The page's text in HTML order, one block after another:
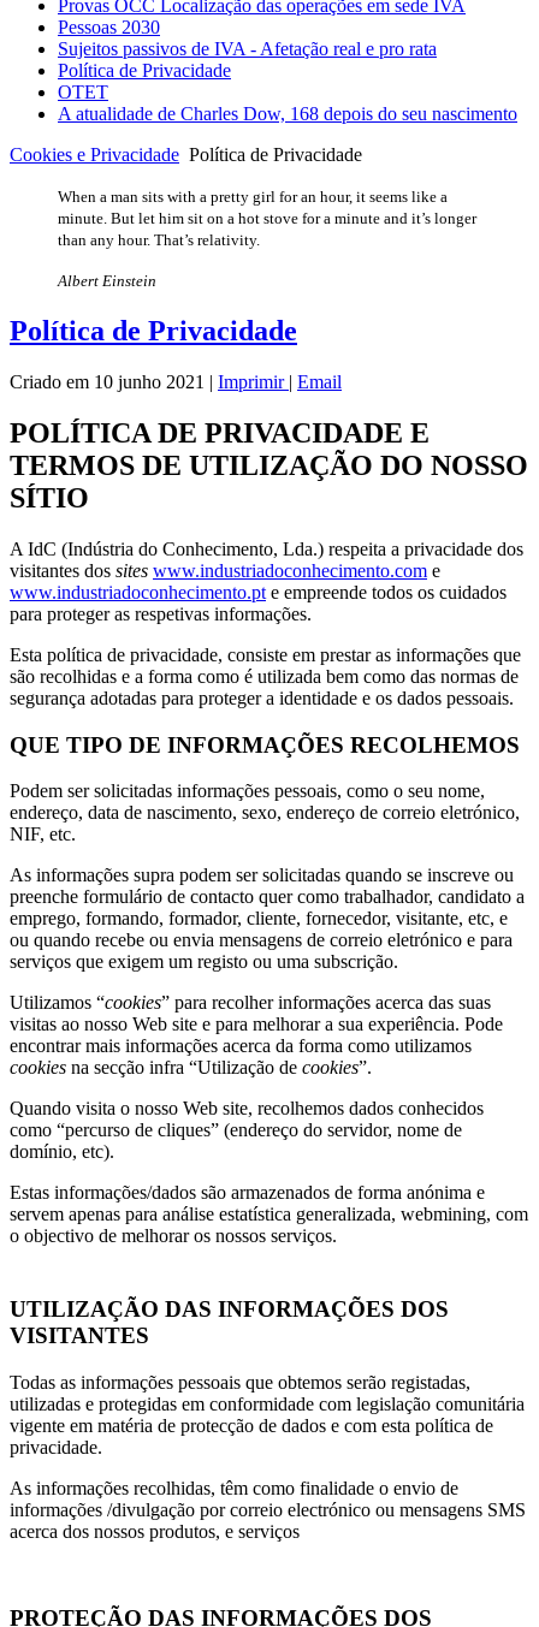
Provas OCC Localização das operações em sede IVA
Pessoas 2030
Sujeitos passivos de IVA - Afetação real e pro rata
Política de Privacidade
OTET
A atualidade de Charles Dow, 168 depois do seu nascimento
Cookies e Privacidade Política de Privacidade
When a man sits with a pretty girl for an hour, it seems like a
minute. But let him sit on a hot stove for a minute and it’s longer
than any hour. That’s relativity.
Albert Einstein
Política de Privacidade
Criado em 10 junho 2021 | Imprimir | Email
POLÍTICA DE PRIVACIDADE E
TERMOS DE UTILIZAÇÃO DO NOSSO
SÍTIO
A IdC (Indústria do Conhecimento, Lda.) respeita a privacidade dos
visitantes dos sites www.industriadoconhecimento.com e
www.industriadoconhecimento.pt e empreende todos os cuidados
para proteger as respetivas informações.
Esta política de privacidade, consiste em prestar as informações que
são recolhidas e a forma como é utilizada bem como das normas de
segurança adotadas para proteger a identidade e os dados pessoais.
QUE TIPO DE INFORMAÇÕES RECOLHEMOS
Podem ser solicitadas informações pessoais, como o seu nome,
endereço, data de nascimento, sexo, endereço de correio eletrónico,
NIF, etc.
As informações supra podem ser solicitadas quando se inscreve ou
preenche formulário de contacto quer como trabalhador, candidato a
emprego, formando, formador, cliente, fornecedor, visitante, etc, e
ou quando recebe ou envia mensagens de correio eletrónico e para
serviços que exigem um registo ou uma subscrição.
Utilizamos “cookies” para recolher informações acerca das suas
visitas ao nosso Web site e para melhorar a sua experiência. Pode
encontrar mais informações acerca da forma como utilizamos
cookies na secção infra “Utilização de cookies”.
Quando visita o nosso Web site, recolhemos dados conhecidos
como “percurso de cliques” (endereço do servidor, nome de
domínio, etc).
Estas informações/dados são armazenados de forma anónima e
servem apenas para análise estatística generalizada, webmining, com
o objectivo de melhorar os nossos serviços.
UTILIZAÇÃO DAS INFORMAÇÕES DOS
VISITANTES
Todas as informações pessoais que obtemos serão registadas,
utilizadas e protegidas em conformidade com legislação comunitária
vigente em matéria de protecção de dados e com esta política de
privacidade.
As informações recolhidas, têm como finalidade o envio de
informações /divulgação por correio electrónico ou mensagens SMS
acerca dos nossos produtos, e serviços
PROTEÇÃO DAS INFORMAÇÕES DOS